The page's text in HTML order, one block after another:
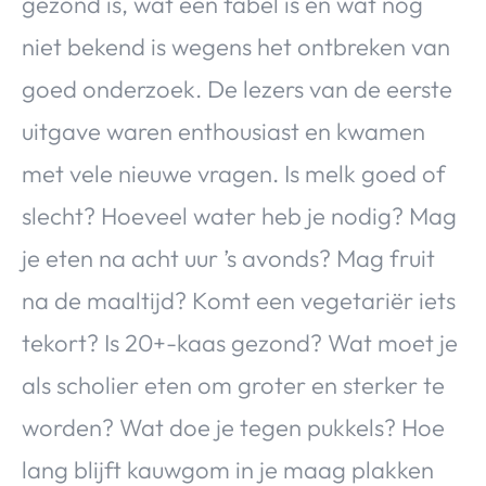
niet bekend is wegens het ontbreken van
goed onderzoek. De lezers van de eerste
uitgave waren enthousiast en kwamen
met vele nieuwe vragen. Is melk goed of
slecht? Hoeveel water heb je nodig? Mag
je eten na acht uur ’s avonds? Mag fruit
na de maaltijd? Komt een vegetariër iets
tekort? Is 20+-kaas gezond? Wat moet je
als scholier eten om groter en sterker te
worden? Wat doe je tegen pukkels? Hoe
lang blijft kauwgom in je maag plakken